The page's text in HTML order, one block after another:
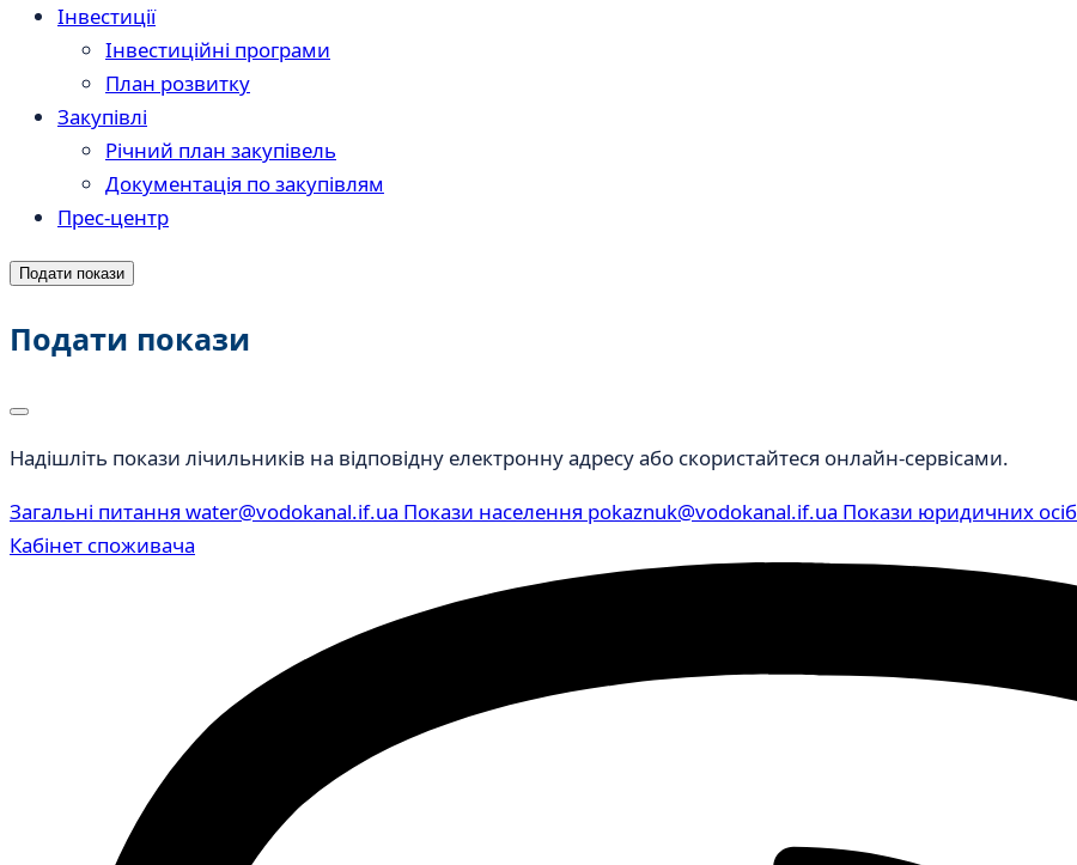
Інвестиції
Інвестиційні програми
План розвитку
Закупівлі
Річний план закупівель
Документація по закупівлям
Прес-центр
Подати покази
Подати покази
Надішліть покази лічильників на відповідну електронну адресу або скористайтеся онлайн-сервісами.
Загальні питання water@vodokanal.if.ua Покази населення pokaznuk@vodokanal.if.ua Покази юридичних осіб
Кабінет споживача